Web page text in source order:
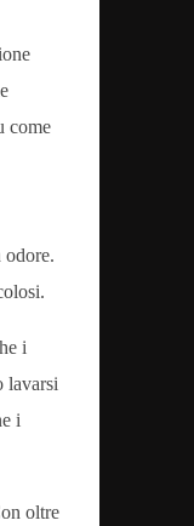
come
i
lavarsi
i
oltre